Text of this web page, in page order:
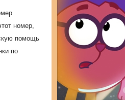
номер,
помощь
по